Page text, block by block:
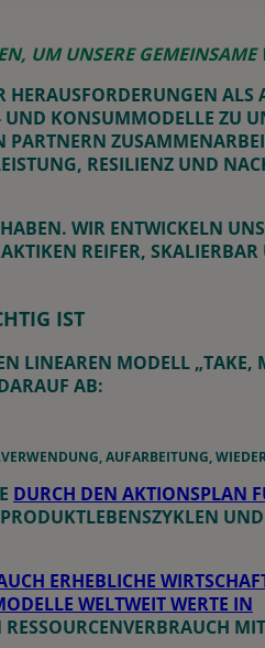
UM UNSERE GEMEINSAME
HERAUSFORDERUNGEN ALS
KONSUMMODELLE ZU
RESILIENZ UND
WIR ENTWICKELN
REIFER,
IST
LINEAREN MODELL „TAKE,
AB:
AUFARBEITUNG,
DURCH DEN AKTIONSPLAN
ERHEBLICHE
WELTWEIT WERTE IN